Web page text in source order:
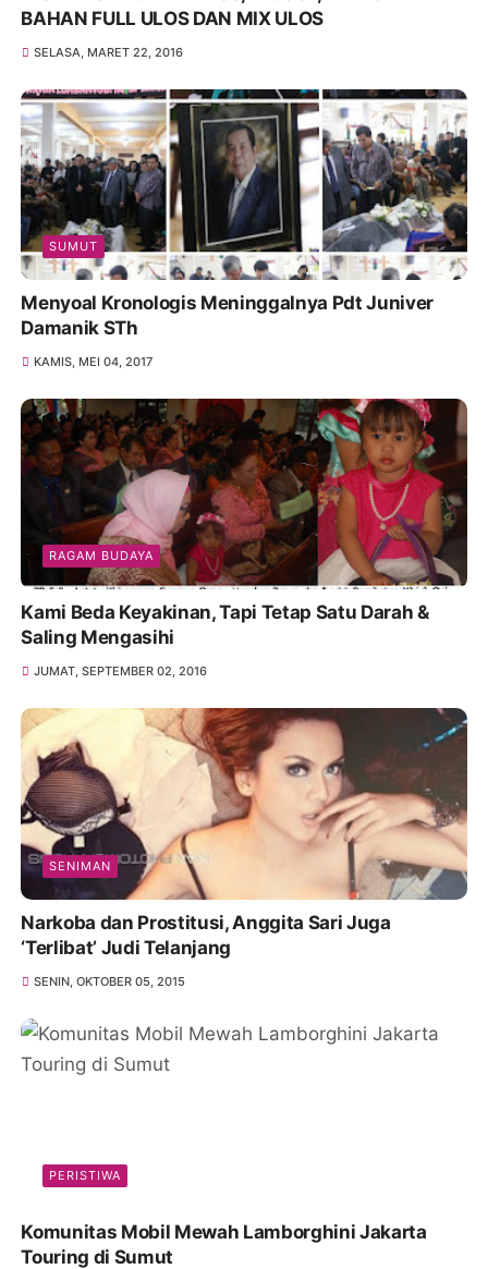
BAHAN FULL ULOS DAN MIX ULOS
SELASA, MARET 22, 2016
SUMUT
Menyoal Kronologis Meninggalnya Pdt Juniver
Damanik STh
KAMIS, MEI 04, 2017
RAGAM BUDAYA
Kami Beda Keyakinan, Tapi Tetap Satu Darah &
Saling Mengasihi
JUMAT, SEPTEMBER 02, 2016
SENIMAN
Narkoba dan Prostitusi, Anggita Sari Juga
‘Terlibat’ Judi Telanjang
SENIN, OKTOBER 05, 2015
PERISTIWA
Komunitas Mobil Mewah Lamborghini Jakarta
Touring di Sumut